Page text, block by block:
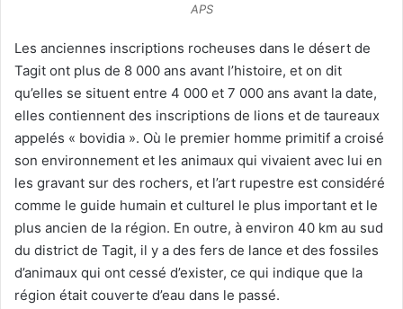
APS
Les anciennes inscriptions rocheuses dans le désert de
Tagit ont plus de 8 000 ans avant l’histoire, et on dit
qu’elles se situent entre 4 000 et 7 000 ans avant la date,
elles contiennent des inscriptions de lions et de taureaux
appelés « bovidia ». Où le premier homme primitif a croisé
son environnement et les animaux qui vivaient avec lui en
les gravant sur des rochers, et l’art rupestre est considéré
comme le guide humain et culturel le plus important et le
plus ancien de la région. En outre, à environ 40 km au sud
du district de Tagit, il y a des fers de lance et des fossiles
d’animaux qui ont cessé d’exister, ce qui indique que la
région était couverte d’eau dans le passé.